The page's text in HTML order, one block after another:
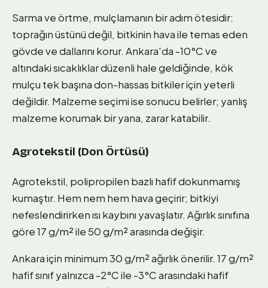
Sarma ve örtme, mulçlamanın bir adım ötesidir:
toprağın üstünü değil, bitkinin hava ile temas eden
gövde ve dallarını korur. Ankara'da -10°C ve
altındaki sıcaklıklar düzenli hale geldiğinde, kök
mulçu tek başına don-hassas bitkiler için yeterli
değildir. Malzeme seçimi ise sonucu belirler; yanlış
malzeme korumak bir yana, zarar katabilir.
Agrotekstil (Don Örtüsü)
Agrotekstil, polipropilen bazlı hafif dokunmamış
kumaştır. Hem nem hem hava geçirir; bitkiyi
nefeslendirirken ısı kaybını yavaşlatır. Ağırlık sınıfına
göre 17 g/m² ile 50 g/m² arasında değişir.
Ankara için minimum 30 g/m² ağırlık önerilir. 17 g/m²
hafif sınıf yalnızca -2°C ile -3°C arasındaki hafif